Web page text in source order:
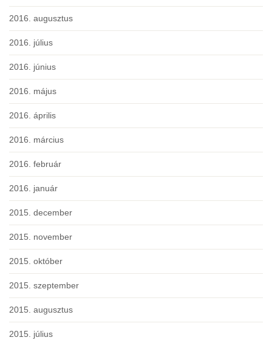
2016. augusztus
2016. július
2016. június
2016. május
2016. április
2016. március
2016. február
2016. január
2015. december
2015. november
2015. október
2015. szeptember
2015. augusztus
2015. július